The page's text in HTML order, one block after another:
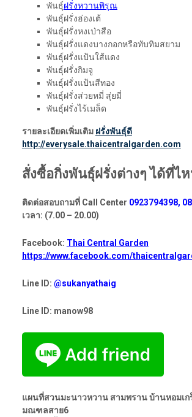
พันธุ์ฝรั่งหวานพิรุณ
พันธุ์ฝรั่งฮ่องเต้
พันธุ์ฝรั่งหงเป่าสือ
พันธุ์ฝรั่งแดงบางกอกหรือทับทิมสยาม
พันธุ์ฝรั่งแป้นใส้แดง
พันธุ์ฝรั่งกิมจู
พันธุ์ฝรั่งแป้นสีทอง
พันธุ์ฝรั่งส่วยหมี่ สุ่ยมี่
พันธุ์ฝรั่งไร้เมล็ด
รายละเอียดเพิ่มเติม ฝรั่งพันธุ์ดี
http://everysale.thaicentralgarden.com
สั่งซื้อกิ่งพันธุ์ฝรั่งต่างๆ ได้ที่ไ
ติดต่อสอบถามที่ Call Center 0923794398,
เวลา: (7.00 – 20.00)
Facebook: Thai Central Garden
https://www.facebook.com/
Line ID: @sukanyathaig
Line ID: manow98
แผนที่สวนมะนาวหวาน สามพราน บ้านหอมเก
มณฑลสาย6